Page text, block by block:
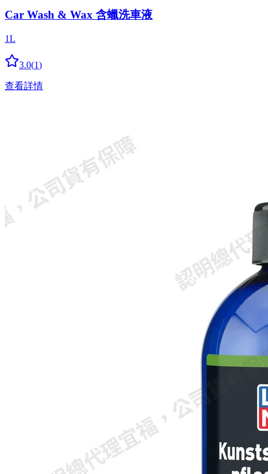
Car Wash & Wax 含蠟洗車液
1L
3.0(1)
查看詳情